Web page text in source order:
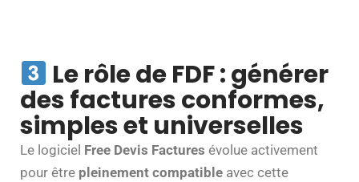
Le rôle de FDF : générer
des factures conformes,
simples et universelles
Le logiciel Free Devis Factures évolue activement
pour être pleinement compatible avec cette